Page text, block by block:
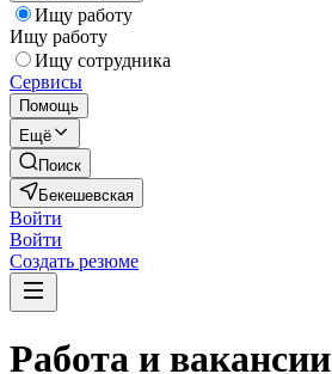
Ищу работу
Ищу работу
Ищу сотрудника
Сервисы
Помощь
Ещё
Поиск
Бекешевская
Войти
Войти
Создать резюме
Работа и вакансии